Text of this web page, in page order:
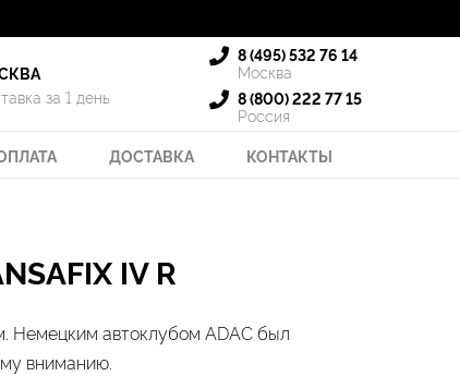
за 1 день
8 (495) 532 76 14
Москва
8 (800) 222 77 15
Россия
ДОСТАВКА КОНТАКТЫ
IV R
Немецким автоклубом ADAC был
вниманию.